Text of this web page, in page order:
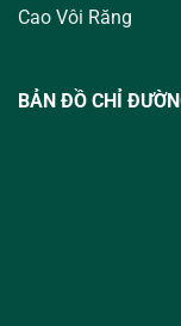
Cao Vôi Răng
BẢN ĐỒ CHỈ